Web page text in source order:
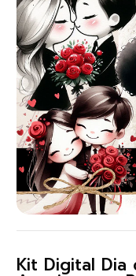
Kit Digital Dia